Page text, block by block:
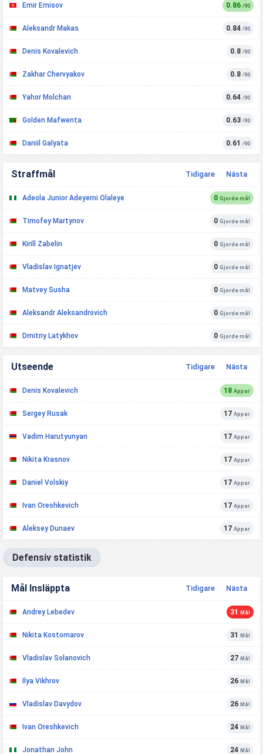
Emir Ernisov 0.86 /90
Aleksandr Makas 0.84 /90
Denis Kovalevich 0.8 /90
Zakhar Chervyakov 0.8 /90
Yahor Molchan 0.64 /90
Golden Mafwenta 0.63 /90
Daniil Galyata 0.61 /90
Straffmål Tidigare Nästa
Adeola Junior Adeyemi Olaleye 0 Gjorde mål
Timofey Martynov 0 Gjorde mål
Kirill Zabelin 0 Gjorde mål
Vladislav Ignatjev 0 Gjorde mål
Matvey Susha 0 Gjorde mål
Aleksandr Aleksandrovich 0 Gjorde mål
Dmitriy Latykhov 0 Gjorde mål
Utseende Tidigare Nästa
Denis Kovalevich 18 Appar
Sergey Rusak 17 Appar
Vadim Harutyunyan 17 Appar
Nikita Krasnov 17 Appar
Daniel Volskiy 17 Appar
Ivan Oreshkevich 17 Appar
Aleksey Dunaev 17 Appar
Defensiv statistik
Mål Insläppta Tidigare Nästa
Andrey Lebedev 31 Mål
Nikita Kostomarov 31 Mål
Vladislav Solanovich 27 Mål
Ilya Vikhrov 26 Mål
Vladislav Davydov 26 Mål
Ivan Oreshkevich 24 Mål
Jonathan John 24 Mål